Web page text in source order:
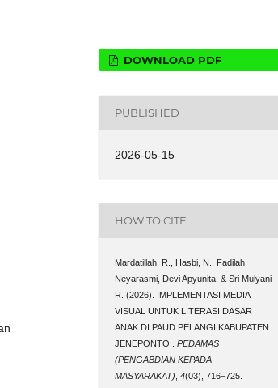
DOWNLOAD PDF
PUBLISHED
2026-05-15
HOW TO CITE
Mardatillah, R., Hasbi, N., Fadilah
Neyarasmi, Devi Apyunita, & Sri Mulyani
R. (2026). IMPLEMENTASI MEDIA
VISUAL UNTUK LITERASI DASAR
ANAK DI PAUD PELANGI KABUPATEN
JENEPONTO .PEDAMAS
(PENGABDIAN KEPADA
MASYARAKAT) ,4(03), 716–725.